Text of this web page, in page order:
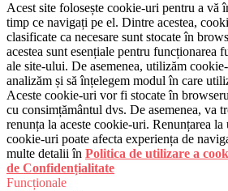
Acest site folosește cookie-uri pentru a vă
timp ce navigați pe el. Dintre acestea,
clasificate ca necesare sunt stocate în
acestea sunt esențiale pentru funcționarea
ale site-ului. De asemenea, utilizăm
analizăm și să înțelegem modul în care
Aceste cookie-uri vor fi stocate în
cu consimțământul dvs. De asemenea, va
renunța la aceste cookie-uri. Renunțarea la
cookie-uri poate afecta experiența de
multe detalii în Politica de utilizare a
de Confidențialitate
Funcționale